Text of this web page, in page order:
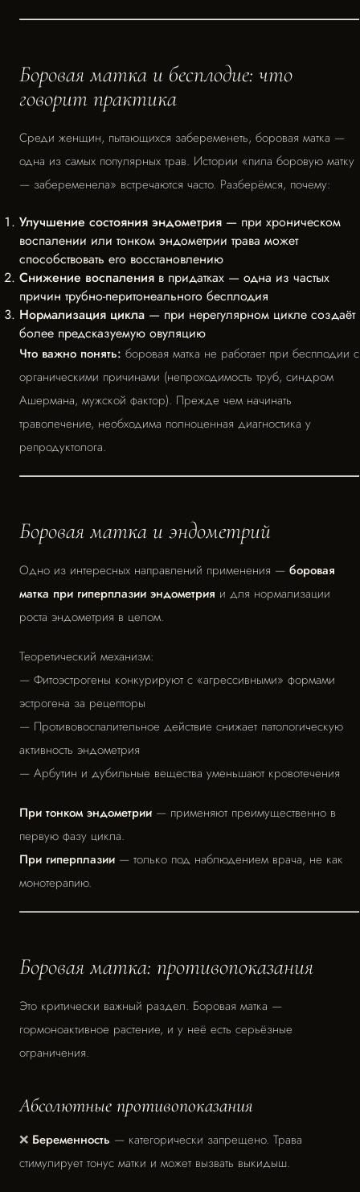
Боровая матка и бесплодие: что
говорит практика
Среди женщин, пытающихся забеременеть, боровая матка —
одна из самых популярных трав. Истории «пила боровую матку
— забеременела» встречаются часто. Разберёмся, почему:
Улучшение состояния эндометрия — при хроническом
воспалении или тонком эндометрии трава может
способствовать его восстановлению
Снижение воспаления в придатках — одна из частых
причин трубно-перитонеального бесплодия
Нормализация цикла — при нерегулярном цикле создаёт
более предсказуемую овуляцию
Что важно понять: боровая матка не работает при бесплодии с
органическими причинами (непроходимость труб, синдром
Ашермана, мужской фактор). Прежде чем начинать
траволечение, необходима полноценная диагностика у
репродуктолога.
Боровая матка и эндометрий
Одно из интересных направлений применения — боровая
матка при гиперплазии эндометрия и для нормализации
роста эндометрия в целом.
Теоретический механизм:
— Фитоэстрогены конкурируют с «агрессивными» формами
эстрогена за рецепторы
— Противовоспалительное действие снижает патологическую
активность эндометрия
— Арбутин и дубильные вещества уменьшают кровотечения
При тонком эндометрии — применяют преимущественно в
первую фазу цикла.
При гиперплазии — только под наблюдением врача, не как
монотерапию.
Боровая матка: противопоказания
Это критически важный раздел. Боровая матка —
гормоноактивное растение, и у неё есть серьёзные
ограничения.
Абсолютные противопоказания
❌ Беременность — категорически запрещено. Трава
стимулирует тонус матки и может вызвать выкидыш.